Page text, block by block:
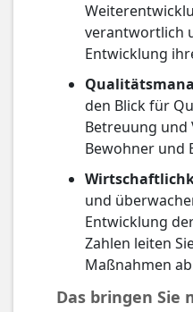
verantwortlich
Entwicklung
den Blick für
Betreuung
Bewohner und
und
Entwicklung
Zahlen leiten
Maßnahmen
Das bringen Sie